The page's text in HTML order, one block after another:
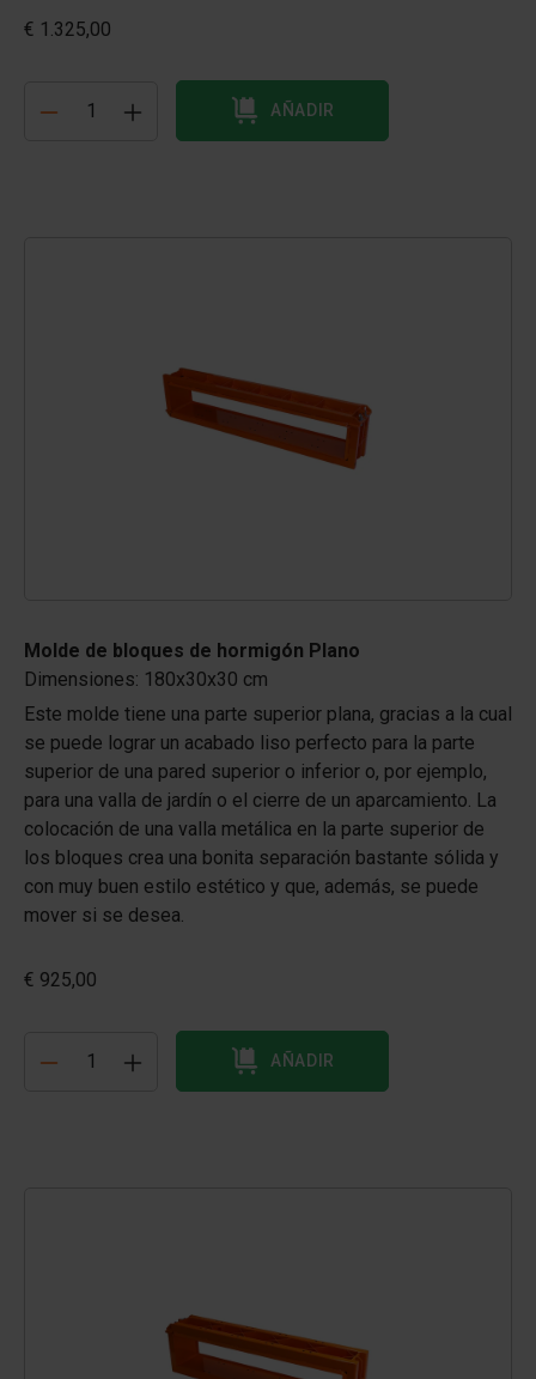
€ 1.325,00
AÑADIR
Molde de bloques de hormigón Plano
Dimensiones: 180x30x30 cm
Este molde tiene una parte superior plana, gracias a la cual
se puede lograr un acabado liso perfecto para la parte
superior de una pared superior o inferior o, por ejemplo,
para una valla de jardín o el cierre de un aparcamiento. La
colocación de una valla metálica en la parte superior de
los bloques crea una bonita separación bastante sólida y
con muy buen estilo estético y que, además, se puede
mover si se desea.
€ 925,00
AÑADIR